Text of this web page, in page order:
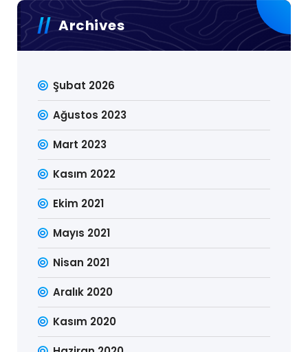
Archives
Şubat 2026
Ağustos 2023
Mart 2023
Kasım 2022
Ekim 2021
Mayıs 2021
Nisan 2021
Aralık 2020
Kasım 2020